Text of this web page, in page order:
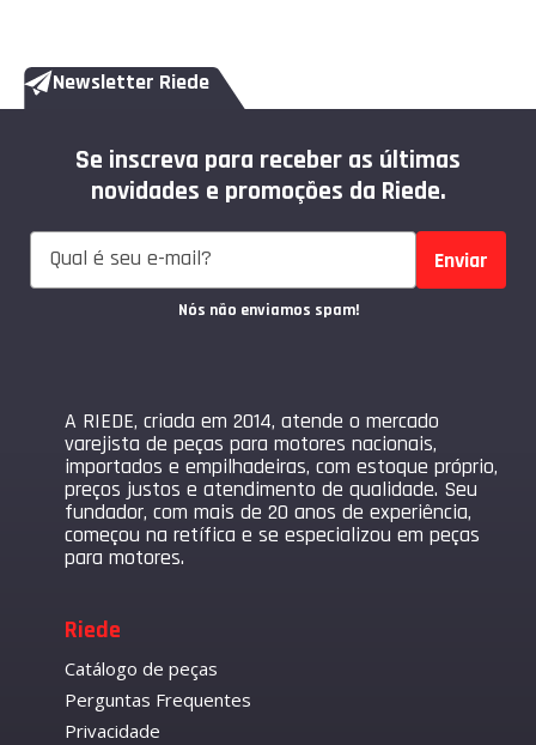
Newsletter Riede
Se inscreva para receber as últimas
novidades e promoções da Riede.
Enviar
Nós não enviamos spam!
A RIEDE, criada em 2014, atende o mercado
varejista de peças para motores nacionais,
importados e empilhadeiras, com estoque próprio,
preços justos e atendimento de qualidade. Seu
fundador, com mais de 20 anos de experiência,
começou na retífica e se especializou em peças
para motores.
Riede
Catálogo de peças
Perguntas Frequentes
Privacidade